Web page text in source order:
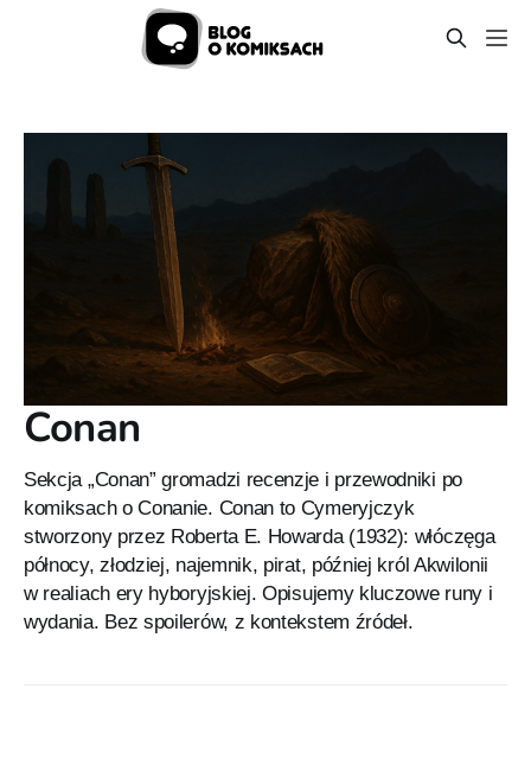
Conan
Sekcja „Conan” gromadzi recenzje i przewodniki po
komiksach o Conanie. Conan to Cymeryjczyk
stworzony przez Roberta E. Howarda (1932): włóczęga
północy, złodziej, najemnik, pirat, później król Akwilonii
w realiach ery hyboryjskiej. Opisujemy kluczowe runy i
wydania. Bez spoilerów, z kontekstem źródeł.